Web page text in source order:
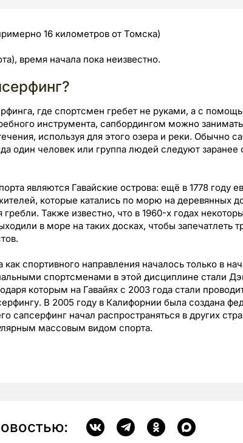
16 километров от Томска)
время начала пока неизвестно.
где спортсмен гребет не руками, а с
инструмента, сапбордингом можно
используя для этого озера и реки. Обычно
один человек или группа людей следуют
являются Гавайские острова: ещё в 1778 году
которые катались по морю на деревянных
гребли. Также известно, что в 1960-х годах
в море на таких досках, чтобы запечатлеть
как спортивного направления началось только в
спортсменами в этой дисциплине стали
которым на Гавайях с 2003 года стали
В 2005 году в Калифорнии была создана
сапсерфинг начал распространяться в других
массовым видом спорта.